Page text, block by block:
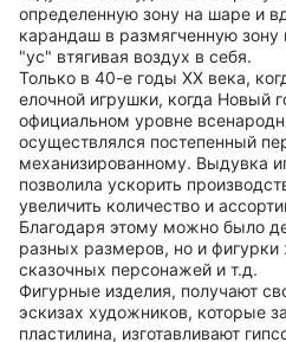
определенную зону на шаре и
карандаш в размягченную
"ус" втягивая воздух в себя.
Только в 40-е годы ХХ века,
елочной игрушки, когда Новый
официальном уровне
осуществлялся постепенный
механизированному. Выдувка
позволила ускорить
увеличить количество и
Благодаря этому можно было
разных размеров, но и
сказочных персонажей и т.д.
Фигурные изделия, получают
эскизах художников, которые
пластилина, изготавливают